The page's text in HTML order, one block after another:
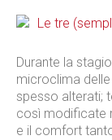
Durante la
microclima
spesso alterati;
così modificate
e il comfort